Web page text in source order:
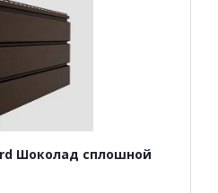
Шоколад сплошной